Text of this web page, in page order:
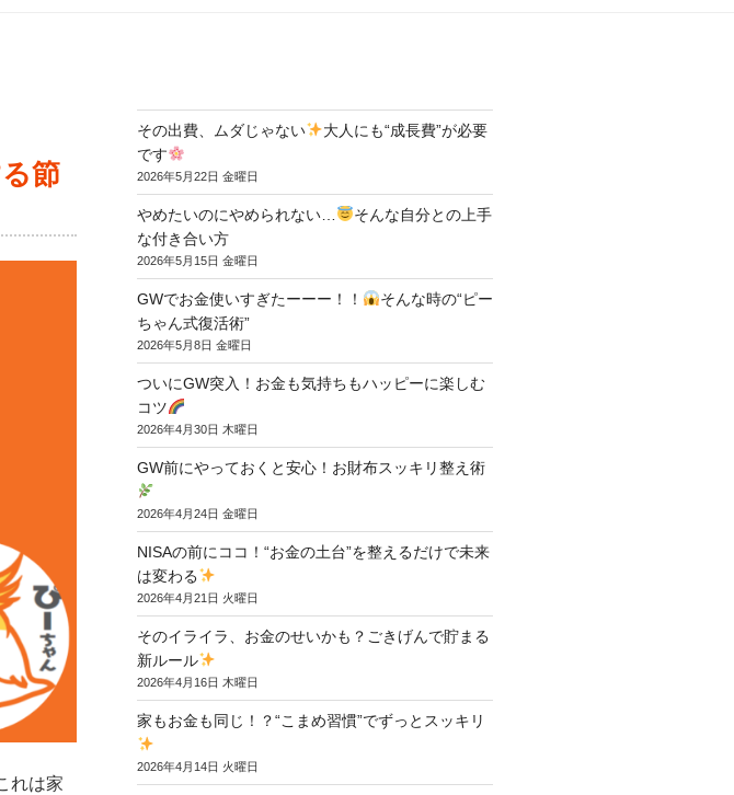
節
れは家
その出費、ムダじゃない
大人にも“成長費”が必要
です
2026年5月22日 金曜日
やめたいのにやめられない…
そんな自分との上手
な付き合い方
2026年5月15日 金曜日
GWでお金使いすぎたーーー！！
そんな時の“ピー
ちゃん式復活術”
2026年5月8日 金曜日
ついにGW突入！お金も気持ちもハッピーに楽しむ
コツ
2026年4月30日 木曜日
GW前にやっておくと安心！お財布スッキリ整え術
2026年4月24日 金曜日
NISAの前にココ！“お金の土台”を整えるだけで未来
は変わる
2026年4月21日 火曜日
そのイライラ、お金のせいかも？ごきげんで貯まる
新ルール
2026年4月16日 木曜日
家もお金も同じ！？“こまめ習慣”でずっとスッキリ
2026年4月14日 火曜日